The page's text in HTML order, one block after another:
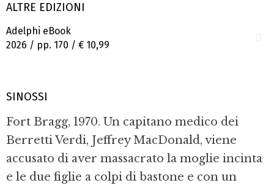
ALTRE EDIZIONI
Adelphi eBook
2026 / pp. 170 / € 10,99
SINOSSI
Fort Bragg, 1970. Un capitano medico dei
Berretti Verdi, Jeffrey MacDonald, viene
accusato di aver massacrato la moglie incinta
e le due figlie a colpi di bastone e con un